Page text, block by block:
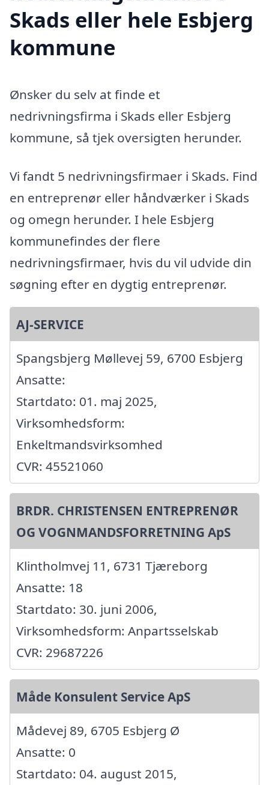
Skads eller hele Esbjerg
kommune
Ønsker du selv at finde et
nedrivningsfirma i Skads eller Esbjerg
kommune, så tjek oversigten herunder.
Vi fandt 5 nedrivningsfirmaer i Skads. Find
en entreprenør eller håndværker i Skads
og omegn herunder. I hele Esbjerg
kommunefindes der flere
nedrivningsfirmaer, hvis du vil udvide din
søgning efter en dygtig entreprenør.
AJ-SERVICE
Spangsbjerg Møllevej 59, 6700 Esbjerg
Ansatte:
Startdato: 01. maj 2025,
Virksomhedsform:
Enkeltmandsvirksomhed
CVR: 45521060
BRDR. CHRISTENSEN ENTREPRENØR
OG VOGNMANDSFORRETNING ApS
Klintholmvej 11, 6731 Tjæreborg
Ansatte: 18
Startdato: 30. juni 2006,
Virksomhedsform: Anpartsselskab
CVR: 29687226
Måde Konsulent Service ApS
Mådevej 89, 6705 Esbjerg Ø
Ansatte: 0
Startdato: 04. august 2015,